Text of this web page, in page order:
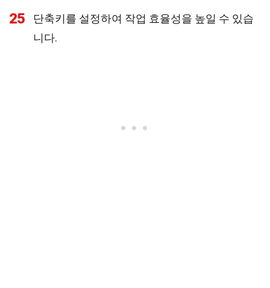
25
단축키를 설정하여 작업 효율성을 높일 수 있습
니다.